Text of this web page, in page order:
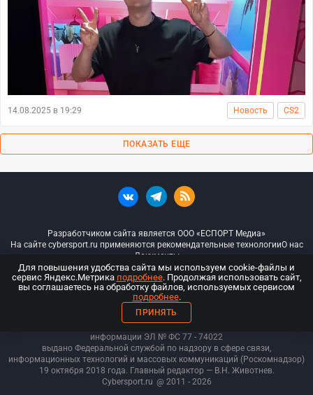
14.08.2025 в 19:29 Новость CS2
ПОКАЗАТЬ ЕЩЕ
Разработчиком сайта является ООО «ЕСПОРТ Медиа»
На сайте cybersport.ru применяются рекомендательные технологииО нас
Документы
© ООО «Киберспорт.ру» — Все права защищены
18+
ООО «Киберспорт.ру». Свидетельство о регистрации средств массовой
информации ЭЛ № ФС 77 - 74022
выдано Федеральной службой по надзору в сфере связи,
информационных технологий и массовых коммуникаций (Роскомнадзор)
19 октября 2018 года. Главный редактор — В.Н. Животнев.
Cybersport.ru @ 2011 - 2026
Для повышения удобства сайта мы используем cookie-файлы и
сервис Яндекс.Метрика подробнее. Продолжая использовать сайт,
вы соглашаетесь на обработку файлов, используемых сервисом
подробнее.
ПРИНЯТЬ